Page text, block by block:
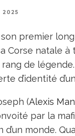
2025
premier
Corse natale à
rang de
d’identité
(Alexis
par la
d’un monde.